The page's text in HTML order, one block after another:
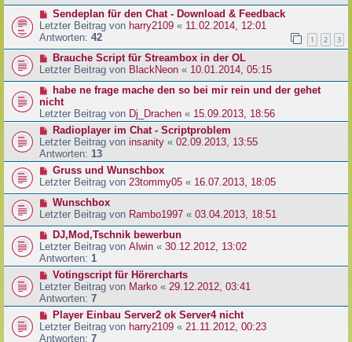
Sendeplan für den Chat - Download & Feedback
Letzter Beitrag von harry2109 « 11.02.2014, 12:01
Antworten: 42 1 2 3
Brauche Script für Streambox in der OL
Letzter Beitrag von BlackNeon « 10.01.2014, 05:15
habe ne frage mache den so bei mir rein und der gehet
nicht
Letzter Beitrag von Dj_Drachen « 15.09.2013, 18:56
Radioplayer im Chat - Scriptproblem
Letzter Beitrag von insanity « 02.09.2013, 13:55
Antworten: 13
Gruss und Wunschbox
Letzter Beitrag von 23tommy05 « 16.07.2013, 18:05
Wunschbox
Letzter Beitrag von Rambo1997 « 03.04.2013, 18:51
DJ,Mod,Tschnik bewerbun
Letzter Beitrag von Alwin « 30.12.2012, 13:02
Antworten: 1
Votingscript für Hörercharts
Letzter Beitrag von Marko « 29.12.2012, 03:41
Antworten: 7
Player Einbau Server2 ok Server4 nicht
Letzter Beitrag von harry2109 « 21.11.2012, 00:23
Antworten: 7